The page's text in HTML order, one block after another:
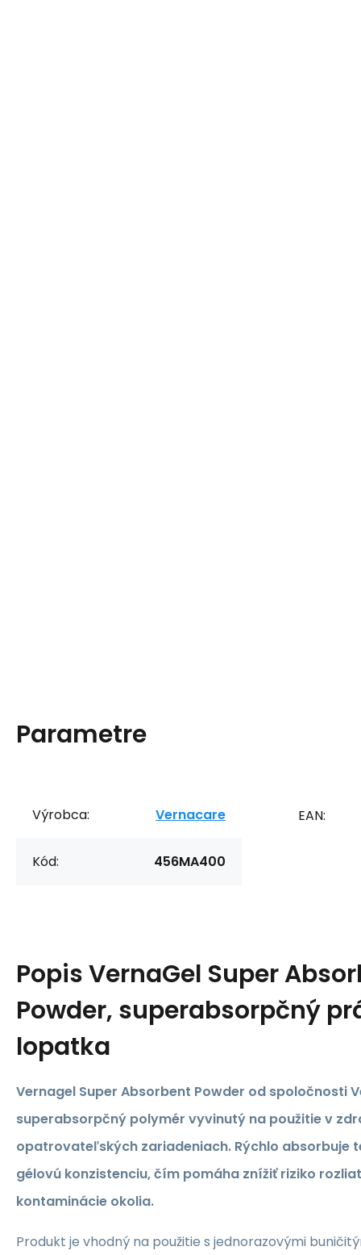
Parametre
Výrobca: Vernacare
Kód: 456MA400
EAN:
PopisVernaGel Super
Powder, superabsorpčný
lopatka
Vernagel Super Absorbent Powder od spoločnosti
superabsorpčný polymér vyvinutý na použitie v
opatrovateľských zariadeniach. Rýchlo absorbuje
gélovú konzistenciu, čím pomáha znížiť riziko
kontaminácie okolia.
Produkt je vhodný na použitie s jednorazovými